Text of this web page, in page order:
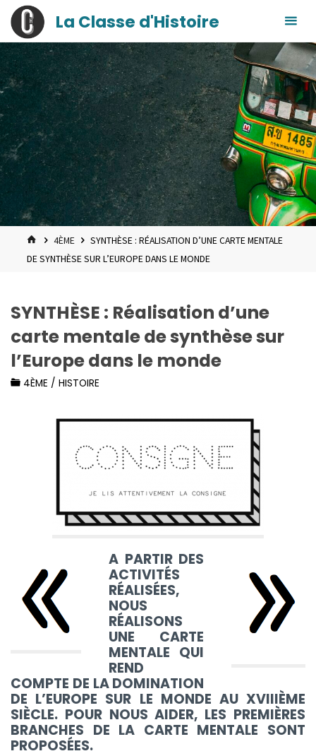
Skip
content
principal
La Classe d'Histoire
HOME4ÈME
SYNTHÈSE : RÉALISATION D’UNE CARTE MENTALE
DE SYNTHÈSE SUR L’EUROPE DANS LE MONDE
SYNTHÈSE : Réalisation d’une
carte mentale de synthèse sur
l’Europe dans le monde
4ÈME / HISTOIRE
A PARTIR DES
ACTIVITÉS
RÉALISÉES,
NOUS
RÉALISONS
UNE CARTE
MENTALE QUI
REND
COMPTE DE LA DOMINATION
DE L’EUROPE SUR LE MONDE AU XVIIIÈME
SIÈCLE. POUR NOUS AIDER, LES PREMIÈRES
BRANCHES DE LA CARTE MENTALE SONT
PROPOSÉES.